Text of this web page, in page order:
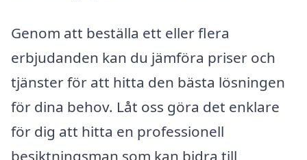
Genom att beställa ett eller flera
erbjudanden kan du jämföra priser och
tjänster för att hitta den bästa lösningen
för dina behov. Låt oss göra det enklare
för dig att hitta en professionell